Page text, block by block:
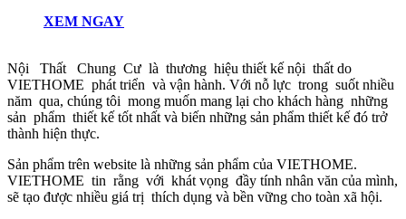
XEM NGAY
Nội Thất Chung Cư là thương hiệu thiết kế nội thất do
VIETHOME phát triển và vận hành. Với nỗ lực trong suốt nhiều
năm qua, chúng tôi mong muốn mang lại cho khách hàng những
sản phẩm thiết kế tốt nhất và biến những sản phẩm thiết kế đó trở
thành hiện thực.
Sản phẩm trên website là những sản phẩm của VIETHOME.
VIETHOME tin rằng với khát vọng đầy tính nhân văn của mình,
sẽ tạo được nhiều giá trị thích dụng và bền vững cho toàn xã hội.